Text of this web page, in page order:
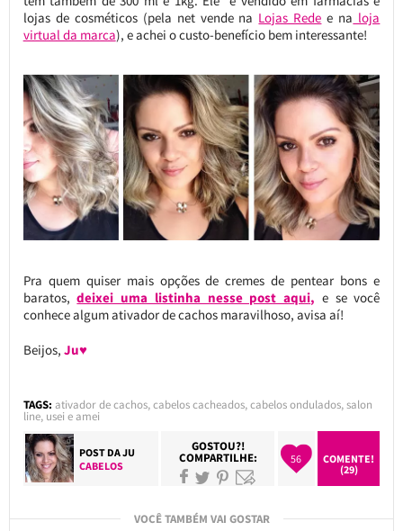
lojas de cosméticos (pela net vende na Lojas Rede e na loja
virtual da marca), e achei o custo-benefício bem interessante!
Pra quem quiser mais opções de cremes de pentear bons e
baratos,deixei uma listinha nesse post aqui, e se você
conhece algum ativador de cachos maravilhoso, avisa aí!
Beijos, Ju♥
TAGS: ativador de cachos,cabelos cacheados,cabelos ondulados,salon
line, usei e amei
POST DAJU
CABELOS
GOSTOU?!
COMPARTILHE: 56
COMENTE!
(29)
VOCÊ TAMBÉM VAI GOSTAR